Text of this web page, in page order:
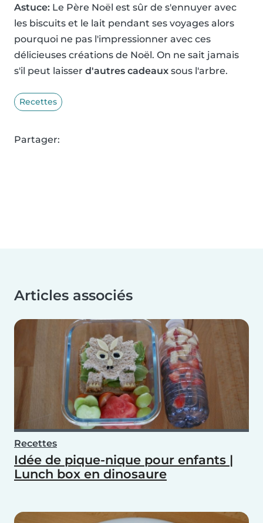
Astuce: Le Père Noël est sûr de s'ennuyer avec
les biscuits et le lait pendant ses voyages alors
pourquoi ne pas l'impressionner avec ces
délicieuses créations de Noël. On ne sait jamais
s'il peut laisser d'autres cadeaux sous l'arbre.
Recettes
Partager:
Articles associés
Recettes
Idée de pique-nique pour enfants |
Lunch box en dinosaure